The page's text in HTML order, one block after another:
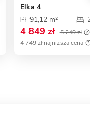
Elka 4
91,12 m²
4 849 zł 5 249 zł
4 749 zł najniższa cena